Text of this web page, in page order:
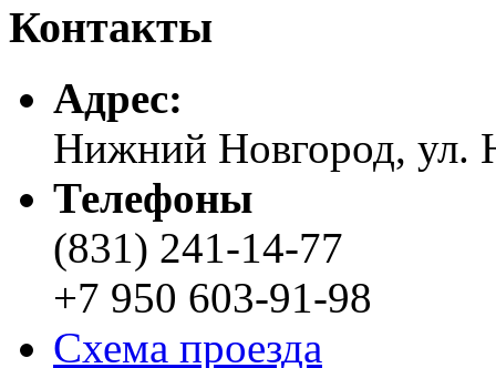
Контакты
Адреc:
Нижний Новгород, ул.
Телефоны
(831) 241-14-77
+7 950 603-91-98
Схема проезда